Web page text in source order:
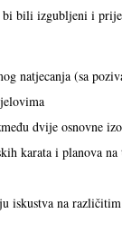
bili izgubljeni i prije
natjecanja (sa
dvije osnovne
karata i planova na
iskustva na